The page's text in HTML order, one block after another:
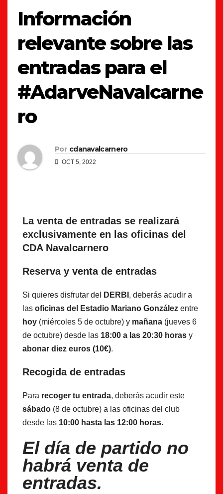
Información
relevante sobre las
entradas para el
#AdarveNavalcarne
ro
Por cdanavalcarnero
OCT 5, 2022
La venta de entradas se realizará
exclusivamente en las oficinas del
CDA Navalcarnero
Reserva y venta de entradas
Si quieres disfrutar del DERBI , deberás acudir a
las oficinas del Estadio Mariano González entre
hoy (miércoles 5 de octubre) y mañana (jueves 6
de octubre) desde las 18:00 a las 20:30 horas y
abonar diez euros (10€).
Recogida de entradas
Para recoger tu entrada, deberás acudir este
sábado (8 de octubre) a las oficinas del club
desde las 10:00 hasta las 12:00 horas.
El día de partido no
habrá venta de
entradas.